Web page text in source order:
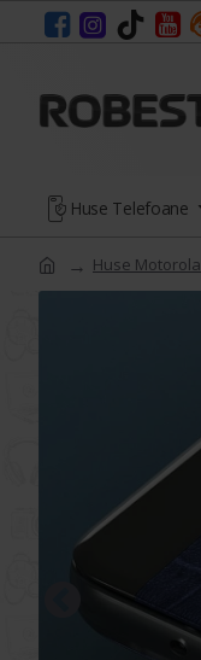
Huse Telefoane
Huse Motorola